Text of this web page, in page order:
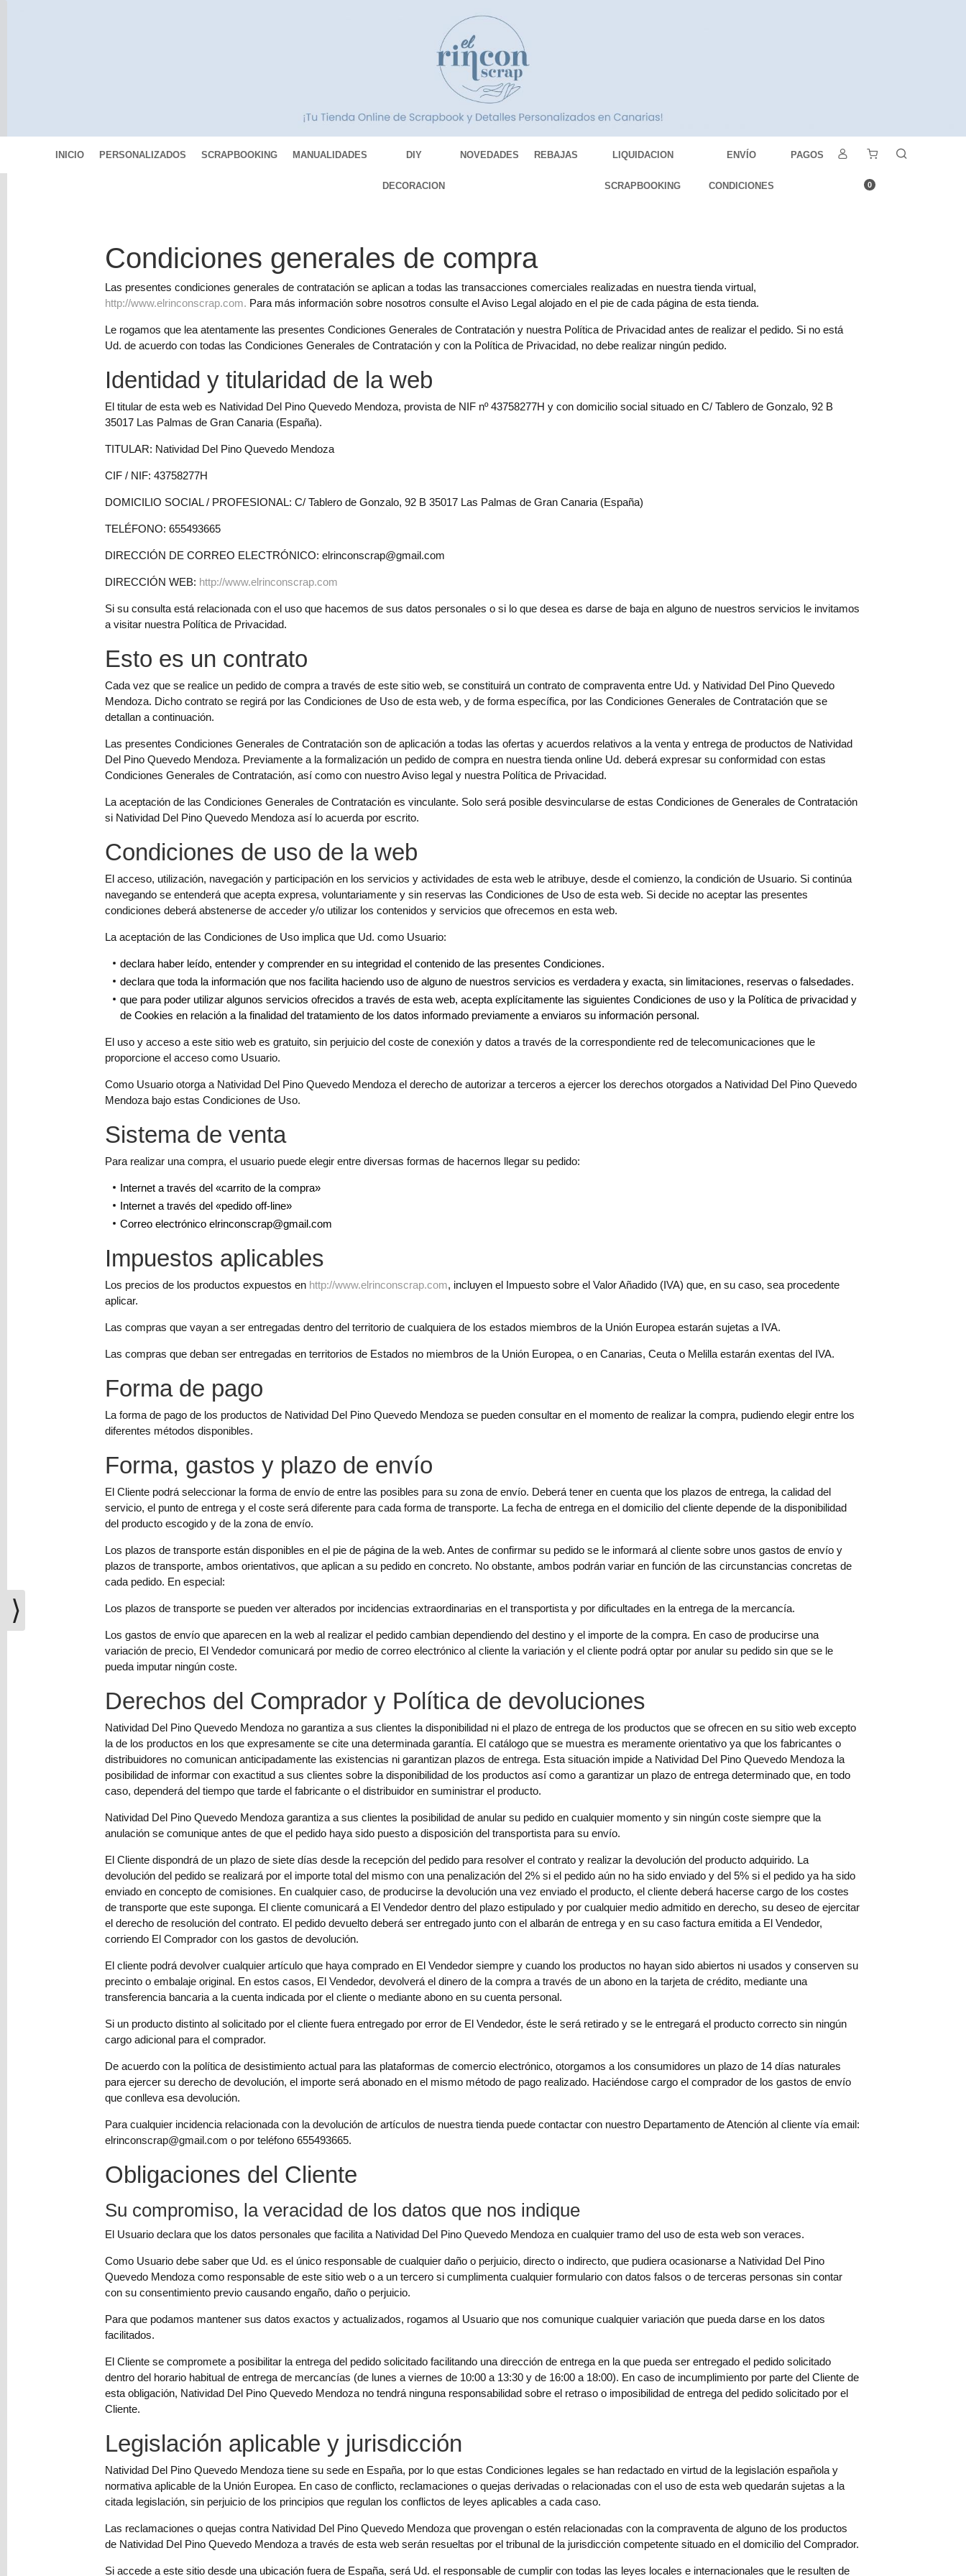
INICIO PERSONALIZADOS SCRAPBOOKING MANUALIDADES DIY
DECORACION
NOVEDADES REBAJAS LIQUIDACION
SCRAPBOOKING
ENVÍO
CONDICIONES
PAGOS
0
Herramientas
Scrapbooking
PERSONALIZADOS
DECORACION
Sociales
Condiciones generales de compra
Las presentes condiciones generales de contratación se aplican a todas las transacciones comerciales realizadas en nuestra tienda virtual,
http://www.elrinconscrap.com. Para más información sobre nosotros consulte el Aviso Legal alojado en el pie de cada página de esta tienda.
Le rogamos que lea atentamente las presentes Condiciones Generales de Contratación y nuestra Política de Privacidad antes de realizar el pedido. Si no está
Ud. de acuerdo con todas las Condiciones Generales de Contratación y con la Política de Privacidad, no debe realizar ningún pedido.
Identidad y titularidad de la web
El titular de esta web es Natividad Del Pino Quevedo Mendoza, provista de NIF nº 43758277H y con domicilio social situado en C/ Tablero de Gonzalo, 92 B
35017 Las Palmas de Gran Canaria (España).
TITULAR: Natividad Del Pino Quevedo Mendoza
CIF / NIF: 43758277H
DOMICILIO SOCIAL / PROFESIONAL: C/ Tablero de Gonzalo, 92 B 35017 Las Palmas de Gran Canaria (España)
TELÉFONO: 655493665
DIRECCIÓN DE CORREO ELECTRÓNICO: elrinconscrap@gmail.com
DIRECCIÓN WEB: http://www.elrinconscrap.com
Si su consulta está relacionada con el uso que hacemos de sus datos personales o si lo que desea es darse de baja en alguno de nuestros servicios le invitamos
a visitar nuestra Política de Privacidad.
Esto es un contrato
Cada vez que se realice un pedido de compra a través de este sitio web, se constituirá un contrato de compraventa entre Ud. y Natividad Del Pino Quevedo
Mendoza. Dicho contrato se regirá por las Condiciones de Uso de esta web, y de forma específica, por las Condiciones Generales de Contratación que se
detallan a continuación.
Las presentes Condiciones Generales de Contratación son de aplicación a todas las ofertas y acuerdos relativos a la venta y entrega de productos de Natividad
Del Pino Quevedo Mendoza. Previamente a la formalización un pedido de compra en nuestra tienda online Ud. deberá expresar su conformidad con estas
Condiciones Generales de Contratación, así como con nuestro Aviso legal y nuestra Política de Privacidad.
La aceptación de las Condiciones Generales de Contratación es vinculante. Solo será posible desvincularse de estas Condiciones de Generales de Contratación
si Natividad Del Pino Quevedo Mendoza así lo acuerda por escrito.
Condiciones de uso de la web
El acceso, utilización, navegación y participación en los servicios y actividades de esta web le atribuye, desde el comienzo, la condición de Usuario. Si continúa
navegando se entenderá que acepta expresa, voluntariamente y sin reservas las Condiciones de Uso de esta web. Si decide no aceptar las presentes
condiciones deberá abstenerse de acceder y/o utilizar los contenidos y servicios que ofrecemos en esta web.
La aceptación de las Condiciones de Uso implica que Ud. como Usuario:
declara haber leído, entender y comprender en su integridad el contenido de las presentes Condiciones.
declara que toda la información que nos facilita haciendo uso de alguno de nuestros servicios es verdadera y exacta, sin limitaciones, reservas o falsedades.
que para poder utilizar algunos servicios ofrecidos a través de esta web, acepta explícitamente las siguientes Condiciones de uso y la Política de privacidad y
de Cookies en relación a la finalidad del tratamiento de los datos informado previamente a enviaros su información personal.
El uso y acceso a este sitio web es gratuito, sin perjuicio del coste de conexión y datos a través de la correspondiente red de telecomunicaciones que le
proporcione el acceso como Usuario.
Como Usuario otorga a Natividad Del Pino Quevedo Mendoza el derecho de autorizar a terceros a ejercer los derechos otorgados a Natividad Del Pino Quevedo
Mendoza bajo estas Condiciones de Uso.
Sistema de venta
Para realizar una compra, el usuario puede elegir entre diversas formas de hacernos llegar su pedido:
Internet a través del «carrito de la compra»
Internet a través del «pedido off-line»
Correo electrónico elrinconscrap@gmail.com
Impuestos aplicables
Los precios de los productos expuestos en http://www.elrinconscrap.com, incluyen el Impuesto sobre el Valor Añadido (IVA) que, en su caso, sea procedente
aplicar.
Las compras que vayan a ser entregadas dentro del territorio de cualquiera de los estados miembros de la Unión Europea estarán sujetas a IVA.
Las compras que deban ser entregadas en territorios de Estados no miembros de la Unión Europea, o en Canarias, Ceuta o Melilla estarán exentas del IVA.
Forma de pago
La forma de pago de los productos de Natividad Del Pino Quevedo Mendoza se pueden consultar en el momento de realizar la compra, pudiendo elegir entre los
diferentes métodos disponibles.
Forma, gastos y plazo de envío
El Cliente podrá seleccionar la forma de envío de entre las posibles para su zona de envío. Deberá tener en cuenta que los plazos de entrega, la calidad del
servicio, el punto de entrega y el coste será diferente para cada forma de transporte. La fecha de entrega en el domicilio del cliente depende de la disponibilidad
del producto escogido y de la zona de envío.
Los plazos de transporte están disponibles en el pie de página de la web. Antes de confirmar su pedido se le informará al cliente sobre unos gastos de envío y
plazos de transporte, ambos orientativos, que aplican a su pedido en concreto. No obstante, ambos podrán variar en función de las circunstancias concretas de
cada pedido. En especial:
Los plazos de transporte se pueden ver alterados por incidencias extraordinarias en el transportista y por dificultades en la entrega de la mercancía.
Los gastos de envío que aparecen en la web al realizar el pedido cambian dependiendo del destino y el importe de la compra. En caso de producirse una
variación de precio, El Vendedor comunicará por medio de correo electrónico al cliente la variación y el cliente podrá optar por anular su pedido sin que se le
pueda imputar ningún coste.
Derechos del Comprador y Política de devoluciones
Natividad Del Pino Quevedo Mendoza no garantiza a sus clientes la disponibilidad ni el plazo de entrega de los productos que se ofrecen en su sitio web excepto
la de los productos en los que expresamente se cite una determinada garantía. El catálogo que se muestra es meramente orientativo ya que los fabricantes o
distribuidores no comunican anticipadamente las existencias ni garantizan plazos de entrega. Esta situación impide a Natividad Del Pino Quevedo Mendoza la
posibilidad de informar con exactitud a sus clientes sobre la disponibilidad de los productos así como a garantizar un plazo de entrega determinado que, en todo
caso, dependerá del tiempo que tarde el fabricante o el distribuidor en suministrar el producto.
Natividad Del Pino Quevedo Mendoza garantiza a sus clientes la posibilidad de anular su pedido en cualquier momento y sin ningún coste siempre que la
anulación se comunique antes de que el pedido haya sido puesto a disposición del transportista para su envío.
El Cliente dispondrá de un plazo de siete días desde la recepción del pedido para resolver el contrato y realizar la devolución del producto adquirido. La
devolución del pedido se realizará por el importe total del mismo con una penalización del 2% si el pedido aún no ha sido enviado y del 5% si el pedido ya ha sido
enviado en concepto de comisiones. En cualquier caso, de producirse la devolución una vez enviado el producto, el cliente deberá hacerse cargo de los costes
de transporte que este suponga. El cliente comunicará a El Vendedor dentro del plazo estipulado y por cualquier medio admitido en derecho, su deseo de ejercitar
el derecho de resolución del contrato. El pedido devuelto deberá ser entregado junto con el albarán de entrega y en su caso factura emitida a El Vendedor,
corriendo El Comprador con los gastos de devolución.
El cliente podrá devolver cualquier artículo que haya comprado en El Vendedor siempre y cuando los productos no hayan sido abiertos ni usados y conserven su
precinto o embalaje original. En estos casos, El Vendedor, devolverá el dinero de la compra a través de un abono en la tarjeta de crédito, mediante una
transferencia bancaria a la cuenta indicada por el cliente o mediante abono en su cuenta personal.
Si un producto distinto al solicitado por el cliente fuera entregado por error de El Vendedor, éste le será retirado y se le entregará el producto correcto sin ningún
cargo adicional para el comprador.
De acuerdo con la política de desistimiento actual para las plataformas de comercio electrónico, otorgamos a los consumidores un plazo de 14 días naturales
para ejercer su derecho de devolución, el importe será abonado en el mismo método de pago realizado. Haciéndose cargo el comprador de los gastos de envío
que conlleva esa devolución.
Para cualquier incidencia relacionada con la devolución de artículos de nuestra tienda puede contactar con nuestro Departamento de Atención al cliente vía email:
elrinconscrap@gmail.com o por teléfono 655493665.
Obligaciones del Cliente
Su compromiso, la veracidad de los datos que nos indique
El Usuario declara que los datos personales que facilita a Natividad Del Pino Quevedo Mendoza en cualquier tramo del uso de esta web son veraces.
Como Usuario debe saber que Ud. es el único responsable de cualquier daño o perjuicio, directo o indirecto, que pudiera ocasionarse a Natividad Del Pino
Quevedo Mendoza como responsable de este sitio web o a un tercero si cumplimenta cualquier formulario con datos falsos o de terceras personas sin contar
con su consentimiento previo causando engaño, daño o perjuicio.
Para que podamos mantener sus datos exactos y actualizados, rogamos al Usuario que nos comunique cualquier variación que pueda darse en los datos
facilitados.
El Cliente se compromete a posibilitar la entrega del pedido solicitado facilitando una dirección de entrega en la que pueda ser entregado el pedido solicitado
dentro del horario habitual de entrega de mercancías (de lunes a viernes de 10:00 a 13:30 y de 16:00 a 18:00). En caso de incumplimiento por parte del Cliente de
esta obligación, Natividad Del Pino Quevedo Mendoza no tendrá ninguna responsabilidad sobre el retraso o imposibilidad de entrega del pedido solicitado por el
Cliente.
Legislación aplicable y jurisdicción
Natividad Del Pino Quevedo Mendoza tiene su sede en España, por lo que estas Condiciones legales se han redactado en virtud de la legislación española y
normativa aplicable de la Unión Europea. En caso de conflicto, reclamaciones o quejas derivadas o relacionadas con el uso de esta web quedarán sujetas a la
citada legislación, sin perjuicio de los principios que regulan los conflictos de leyes aplicables a cada caso.
Las reclamaciones o quejas contra Natividad Del Pino Quevedo Mendoza que provengan o estén relacionadas con la compraventa de alguno de los productos
de Natividad Del Pino Quevedo Mendoza a través de esta web serán resueltas por el tribunal de la jurisdicción competente situado en el domicilio del Comprador.
Si accede a este sitio desde una ubicación fuera de España, será Ud. el responsable de cumplir con todas las leyes locales e internacionales que le resulten de
⟩